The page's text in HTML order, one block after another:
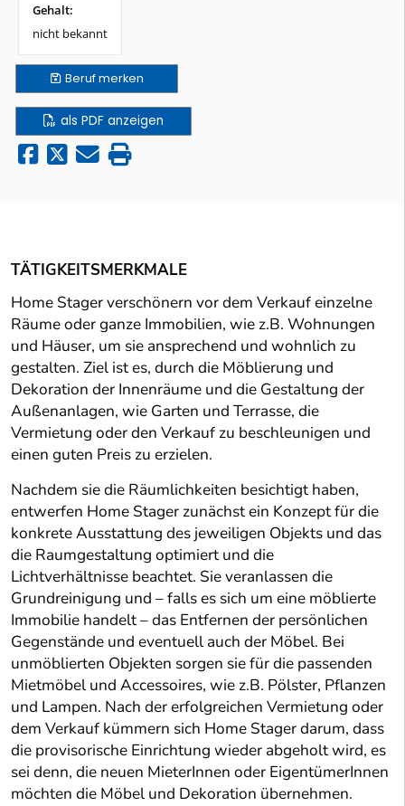
Gehalt:
nicht bekannt
Berufmerken
als PDF anzeigen
TÄTIGKEITSMERKMALE
Home Stager verschönern vor dem Verkauf einzelne
Räume oder ganze Immobilien, wie z.B. Wohnungen
und Häuser, um sie ansprechend und wohnlich zu
gestalten. Ziel ist es, durch die Möblierung und
Dekoration der Innenräume und die Gestaltung der
Außenanlagen, wie Garten und Terrasse, die
Vermietung oder den Verkauf zu beschleunigen und
einen guten Preis zu erzielen.
Nachdem sie die Räumlichkeiten besichtigt haben,
entwerfen Home Stager zunächst ein Konzept für die
konkrete Ausstattung des jeweiligen Objekts und das
die Raumgestaltung optimiert und die
Lichtverhältnisse beachtet. Sie veranlassen die
Grundreinigung und – falls es sich um eine möblierte
Immobilie handelt – das Entfernen der persönlichen
Gegenstände und eventuell auch der Möbel. Bei
unmöblierten Objekten sorgen sie für die passenden
Mietmöbel und Accessoires, wie z.B. Pölster, Pflanzen
und Lampen. Nach der erfolgreichen Vermietung oder
dem Verkauf kümmern sich Home Stager darum, dass
die provisorische Einrichtung wieder abgeholt wird, es
sei denn, die neuen MieterInnen oder EigentümerInnen
möchten die Möbel und Dekoration übernehmen.